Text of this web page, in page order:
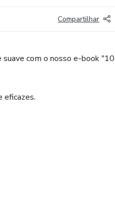
Compartilhar
suave com o nosso e-book "10
eficazes.